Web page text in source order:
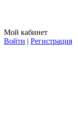
Мой кабинет
Войти | Регистрация